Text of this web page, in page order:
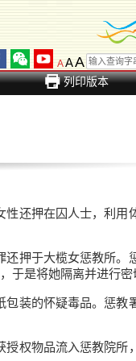
AAA
列印版本
还押在囚人士，利用
押于大榄女惩教所。
于是将她隔离并进行密
装的怀疑毒品。惩教
权物品流入惩教院所